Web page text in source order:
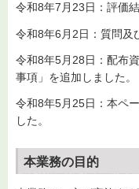
令和8年7月23日：評価
令和8年6月2日：質問及
令和8年5月28日：配布
事項」を追加しました。
令和8年5月25日：本ペ
した。
本業務の目的